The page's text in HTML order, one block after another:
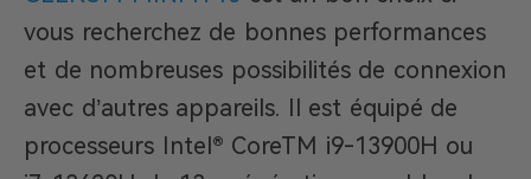
vous recherchez de bonnes performances
et de nombreuses possibilités de connexion
avec d’autres appareils. Il est équipé de
processeurs Intel® CoreTM i9-13900H ou